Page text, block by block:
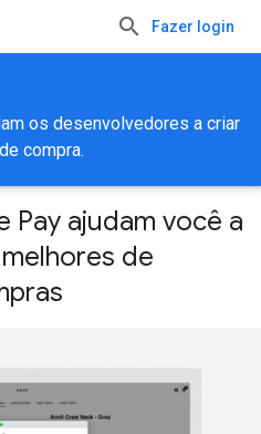
Fazer login
os desenvolvedores a criar
compra.
Pay ajudam você a
de